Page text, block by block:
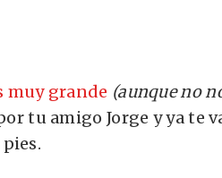
muy grande (aunque no
tu amigo Jorge y ya te